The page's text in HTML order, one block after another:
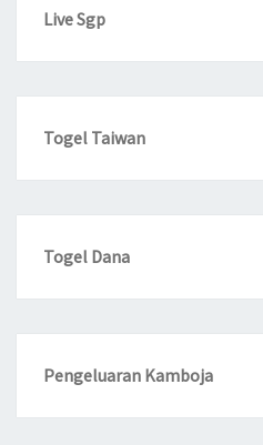
Live Sgp
Togel Taiwan
Togel Dana
Pengeluaran Kamboja